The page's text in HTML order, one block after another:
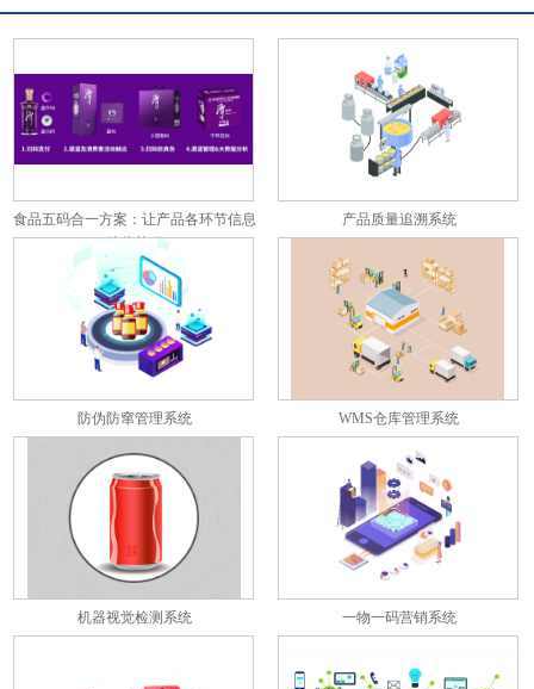
食品五码合一方案：让产品各环节信息
彼此关联
产品质量追溯系统
防伪防窜管理系统 WMS仓库管理系统
机器视觉检测系统 一物一码营销系统